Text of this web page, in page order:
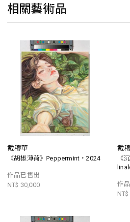
相關藝術品
戴穆華
《胡椒薄荷》Peppermint，2024
作品已售出
NT$ 30,000
戴
《
作